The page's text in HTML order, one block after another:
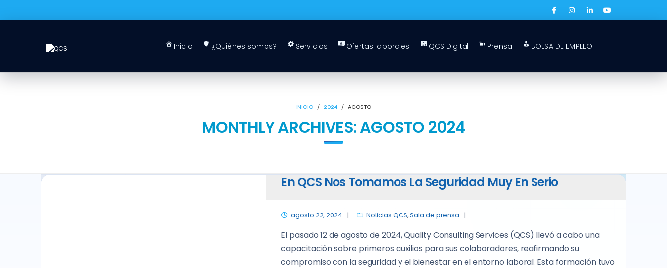
Inicio ¿Quiénes somos? Servicios Ofertas laborales QCS Digital Prensa BOLSA DE EMPLEO
INICIO / 2024 / AGOSTO
MONTHLY ARCHIVES:AGOSTO 2024
En QCS Nos Tomamos La Seguridad Muy En Serio
agosto 22, 2024 Noticias QCS,Sala de prensa
El pasado 12 de agosto de 2024, Quality Consulting Services (QCS) llevó a cabo una
capacitación sobre primeros auxilios para sus colaboradores, reafirmando su
compromiso con la seguridad y el bienestar en el entorno laboral. Esta formación tuvo